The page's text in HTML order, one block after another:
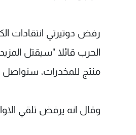
رفض دوتيرتي انتقادات
الحرب قائلا "سيقتل
منتج للمخدرات،
وقال انه يرفض تلقي